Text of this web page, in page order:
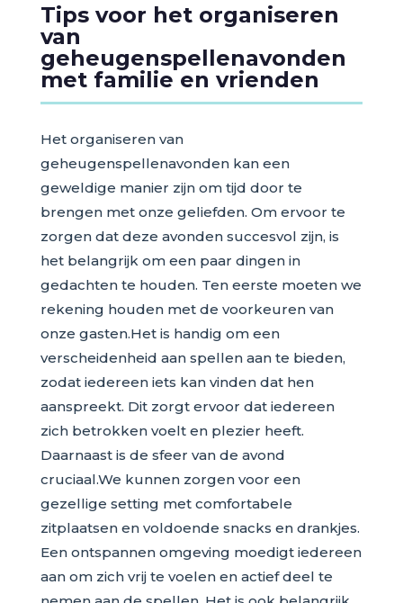
Tips voor het organiseren
van
geheugenspellenavonden
met familie en vrienden
Het organiseren van
geheugenspellenavonden kan een
geweldige manier zijn om tijd door te
brengen met onze geliefden. Om ervoor te
zorgen dat deze avonden succesvol zijn, is
het belangrijk om een paar dingen in
gedachten te houden. Ten eerste moeten we
rekening houden met de voorkeuren van
onze gasten.Het is handig om een
verscheidenheid aan spellen aan te bieden,
zodat iedereen iets kan vinden dat hen
aanspreekt. Dit zorgt ervoor dat iedereen
zich betrokken voelt en plezier heeft.
Daarnaast is de sfeer van de avond
cruciaal.We kunnen zorgen voor een
gezellige setting met comfortabele
zitplaatsen en voldoende snacks en drankjes.
Een ontspannen omgeving moedigt iedereen
aan om zich vrij te voelen en actief deel te